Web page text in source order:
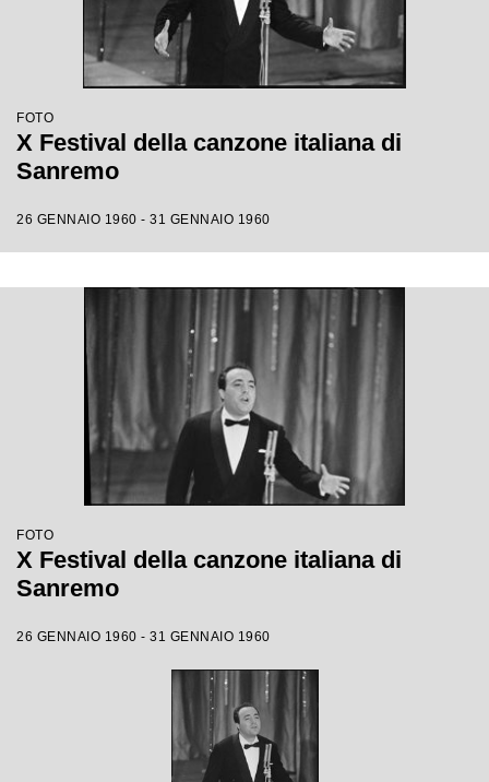
FOTO
X Festival della canzone italiana di
Sanremo
26 GENNAIO 1960 - 31 GENNAIO 1960
FOTO
X Festival della canzone italiana di
Sanremo
26 GENNAIO 1960 - 31 GENNAIO 1960